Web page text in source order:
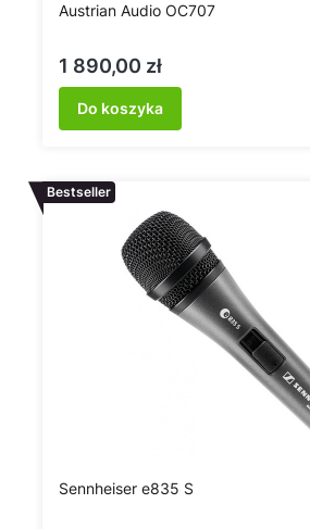
Austrian Audio OC707
Cena
1 890,00 zł
Do koszyka
Bestseller
Sennheiser e835 S